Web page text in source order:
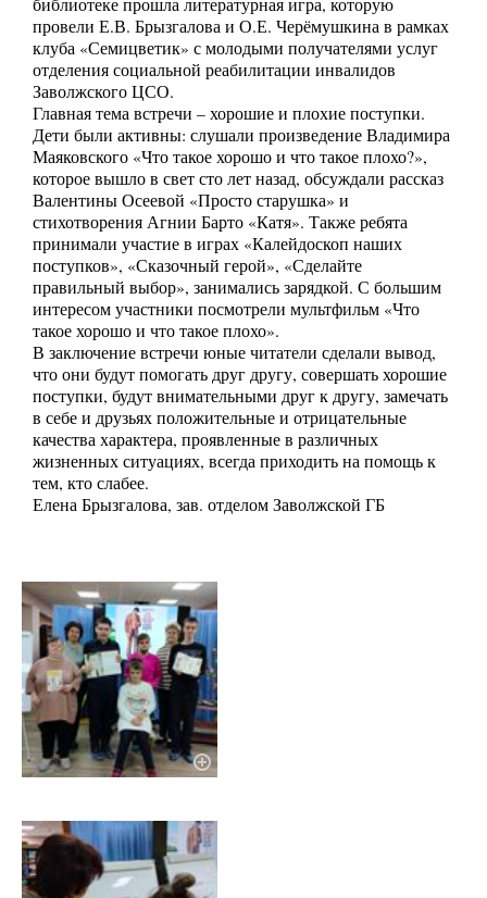
библиотеке прошла литературная игра, которую
провели Е.В. Брызгалова и О.Е. Черёмушкина в рамках
клуба «Семицветик» с молодыми получателями услуг
отделения социальной реабилитации инвалидов
Заволжского ЦСО.
Главная тема встречи – хорошие и плохие поступки.
Дети были активны: слушали произведение Владимира
Маяковского «Что такое хорошо и что такое плохо?»,
которое вышло в свет сто лет назад, обсуждали рассказ
Валентины Осеевой «Просто старушка» и
стихотворения Агнии Барто «Катя». Также ребята
принимали участие в играх «Калейдоскоп наших
поступков», «Сказочный герой», «Сделайте
правильный выбор», занимались зарядкой. С большим
интересом участники посмотрели мультфильм «Что
такое хорошо и что такое плохо».
В заключение встречи юные читатели сделали вывод,
что они будут помогать друг другу, совершать хорошие
поступки, будут внимательными друг к другу, замечать
в себе и друзьях положительные и отрицательные
качества характера, проявленные в различных
жизненных ситуациях, всегда приходить на помощь к
тем, кто слабее.
Елена Брызгалова, зав. отделом Заволжской ГБ